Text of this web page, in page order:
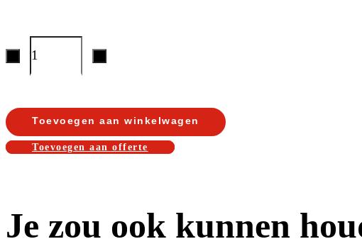
Toevoegen aan winkelwagen
Toevoegen aan offerte
Je zou ook kunnen